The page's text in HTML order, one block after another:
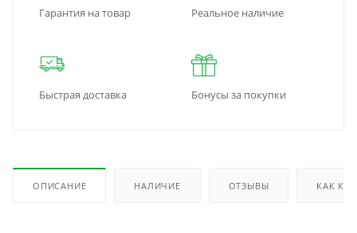
Гарантия на товар Реальное наличие
Быстрая доставка Бонусы за покупки
ОПИСАНИЕ НАЛИЧИЕ ОТЗЫВЫ КАК